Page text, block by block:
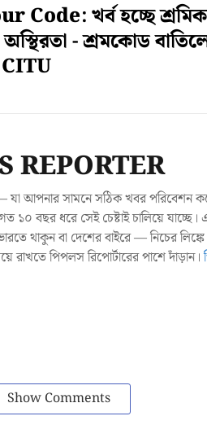
Code: খর্ব হচ্ছে
- শ্রমকোড
CITU
REPORTER
— যা আপনার সামনে সঠিক খবর পরিবেশন
বছর ধরে সেই চেষ্টাই চালিয়ে
থাকুন বা দেশের বাইরে — নিচের
রাখতে পিপলস রিপোর্টারের পাশে দাঁড়ান।
Show Comments